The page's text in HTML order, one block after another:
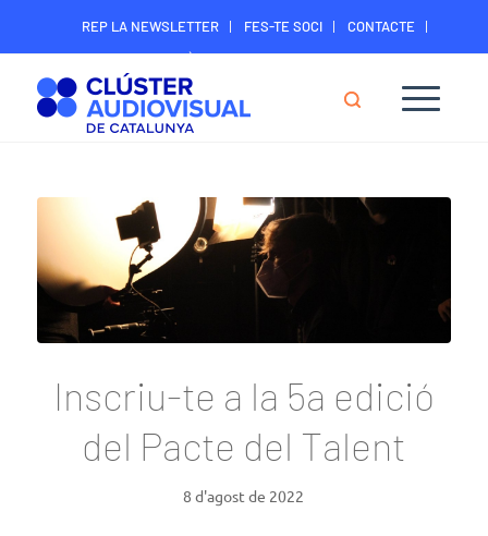
REP LA NEWSLETTER FES-TE SOCI
CONTACTE
ÀREA DIGITAL SOCIS
Inscriu-te a la 5a edició
del Pacte del Talent
8 d'agost de 2022